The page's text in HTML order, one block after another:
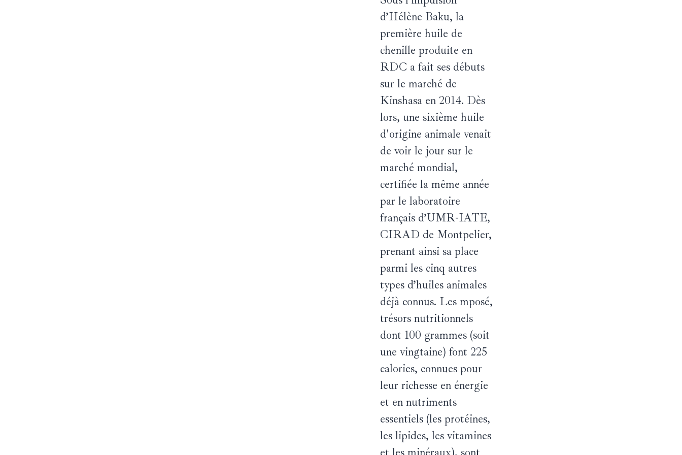
d’Hélène Baku, la
première huile de
chenille produite en
RDC a fait ses débuts
sur le marché de
Kinshasa en 2014. Dès
lors, une sixième huile
d'origine animale venait
de voir le jour sur le
marché mondial,
certifiée la même année
par le laboratoire
français d’UMR-IATE,
CIRAD de Montpelier,
prenant ainsi sa place
parmi les cinq autres
types d’huiles animales
déjà connus. Les mposé,
trésors nutritionnels
dont 100 grammes (soit
une vingtaine) font 225
calories, connues pour
leur richesse en énergie
et en nutriments
essentiels (les protéines,
les lipides, les vitamines